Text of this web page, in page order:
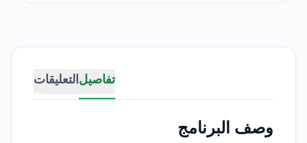
تفاصيلالتعليقات
وصف البرنامج